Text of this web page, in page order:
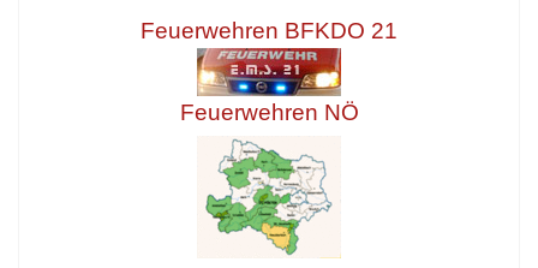
Feuerwehren BFKDO 21
Feuerwehren NÖ